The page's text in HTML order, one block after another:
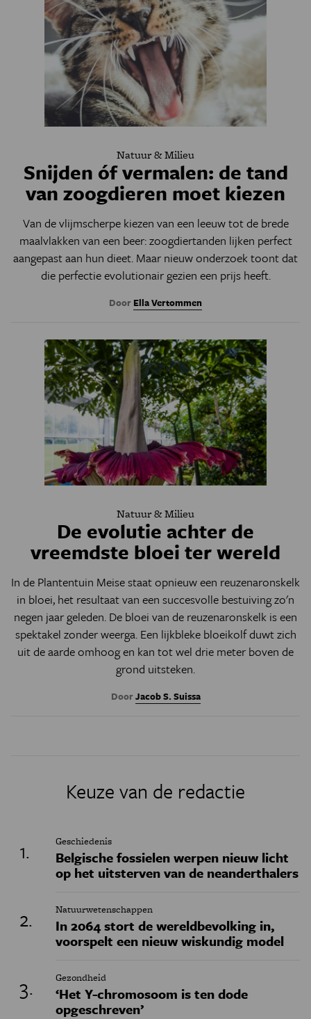
Natuur & Milieu
Snijden óf vermalen: de tand
van zoogdieren moet kiezen
Van de vlijmscherpe kiezen van een leeuw tot de brede
maalvlakken van een beer: zoogdiertanden lijken perfect
aangepast aan hun dieet. Maar nieuw onderzoek toont dat
die perfectie evolutionair gezien een prijs heeft.
Door Ella Vertommen
Natuur & Milieu
De evolutie achter de
vreemdste bloei ter wereld
In de Plantentuin Meise staat opnieuw een reuzenaronskelk
in bloei, het resultaat van een succesvolle bestuiving zo'n
negen jaar geleden. De bloei van de reuzenaronskelk is een
spektakel zonder weerga. Een lijkbleke bloeikolf duwt zich
uit de aarde omhoog en kan tot wel drie meter boven de
grond uitsteken.
DoorJacob S. Suissa
Keuze van de redactie
Geschiedenis
Belgische fossielen werpen nieuw licht
op het uitsterven van de neanderthalers
Natuurwetenschappen
In 2064 stort de wereldbevolking in,
voorspelt een nieuw wiskundig model
Gezondheid
‘Het Y-chromosoom is ten dode
opgeschreven’